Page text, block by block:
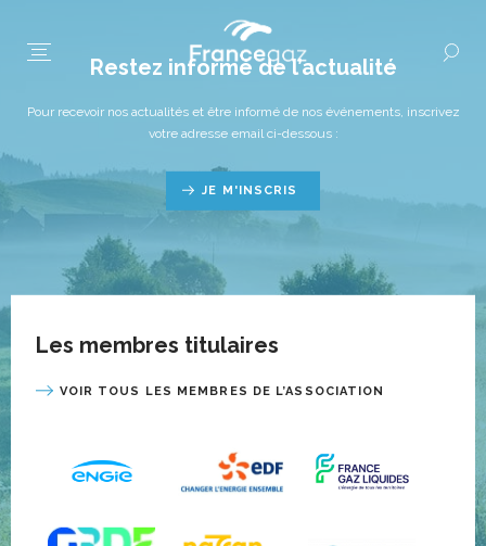
Restez informé de l’actualité
Pour recevoir nos actualités et être informé de nos événements, inscrivez
votre adresse email ci-dessous :
JE M'INSCRIS
Les membres titulaires
VOIR TOUS LES MEMBRES DE L’ASSOCIATION